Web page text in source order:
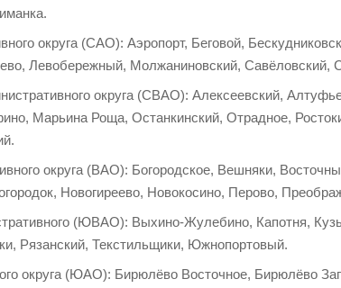
округа (САО): Аэропорт, Беговой,
Левобережный, Молжаниновский, Савёловский,
округа (СВАО): Алексеевский,
Марьина Роща, Останкинский, Отрадное,
округа (ВАО): Богородское, Вешняки,
Новогиреево, Новокосино, Перово,
(ЮВАО): Выхино-Жулебино, Капотня,
Рязанский, Текстильщики, Южнопортовый.
округа (ЮАО): Бирюлёво Восточное, Бирюлёво